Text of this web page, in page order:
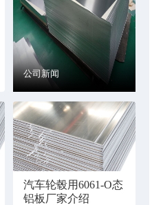
公司新闻
汽车轮毂用6061-O态
铝板厂家介绍